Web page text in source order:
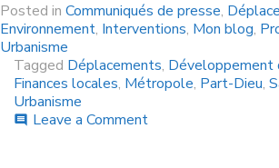
Posted in Communiqués de presse,
Environnement, Interventions, Mon blog,
Urbanisme
Tagged Déplacements, Développement
Finances locales, Métropole, Part-Dieu,
Urbanisme
comment Leave a Comment